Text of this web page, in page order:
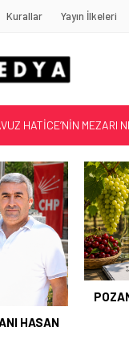
Kurallar Yayın İlkeleri
HATİCE’NİN MEZARI
Gizli Cenneti
Soğutma’dan Buzdolabı
Mersin ve Adana’da
YÜCEL Yazdı: İLBER
HASAN